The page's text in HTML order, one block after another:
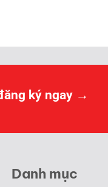
ký ngay →
Danh mục